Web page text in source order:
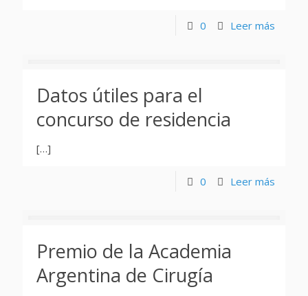
0 Leer más
Datos útiles para el
concurso de residencia
[…]
0 Leer más
Premio de la Academia
Argentina de Cirugía